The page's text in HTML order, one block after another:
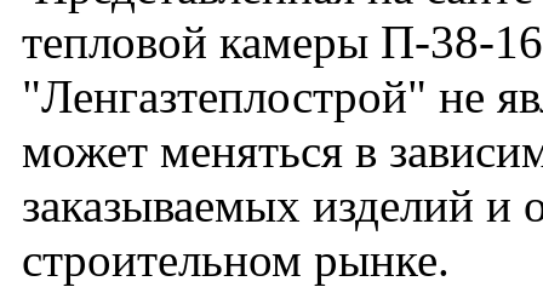
тепловой камеры П-38-
"Ленгазтеплострой" не
может меняться в
заказываемых изделий и
строительном рынке.